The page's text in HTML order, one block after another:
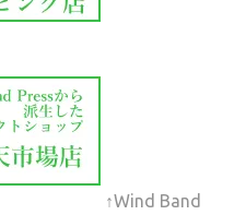
↑Wind Band